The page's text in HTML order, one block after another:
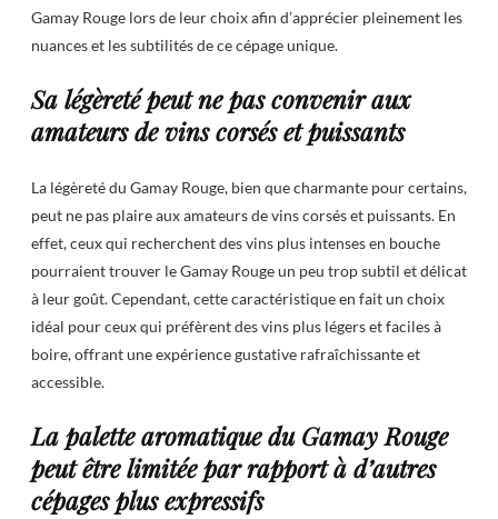
Gamay Rouge lors de leur choix afin d’apprécier pleinement les
nuances et les subtilités de ce cépage unique.
Sa légèreté peut ne pas convenir aux
amateurs de vins corsés et puissants
La légèreté du Gamay Rouge, bien que charmante pour certains,
peut ne pas plaire aux amateurs de vins corsés et puissants. En
effet, ceux qui recherchent des vins plus intenses en bouche
pourraient trouver le Gamay Rouge un peu trop subtil et délicat
à leur goût. Cependant, cette caractéristique en fait un choix
idéal pour ceux qui préfèrent des vins plus légers et faciles à
boire, offrant une expérience gustative rafraîchissante et
accessible.
La palette aromatique du Gamay Rouge
peut être limitée par rapport à d’autres
cépages plus expressifs